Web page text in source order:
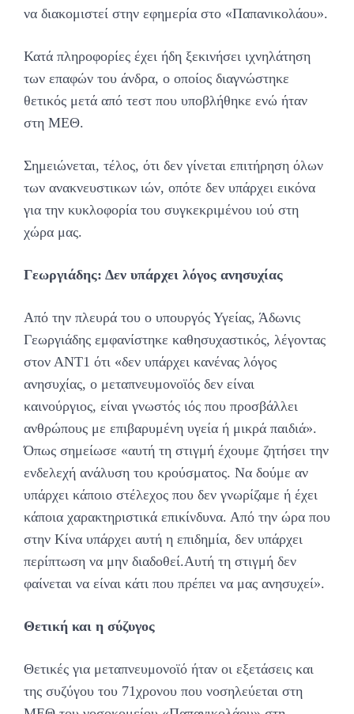
να διακομιστεί στην εφημερία στο «Παπανικολάου».
Κατά πληροφορίες έχει ήδη ξεκινήσει ιχνηλάτηση
των επαφών του άνδρα, ο οποίος διαγνώστηκε
θετικός μετά από τεστ που υποβλήθηκε ενώ ήταν
στη ΜΕΘ.
Σημειώνεται, τέλος, ότι δεν γίνεται επιτήρηση όλων
των ανακνευστικων ιών, οπότε δεν υπάρχει εικόνα
για την κυκλοφορία του συγκεκριμένου ιού στη
χώρα μας.
Γεωργιάδης: Δεν υπάρχει λόγος ανησυχίας
Από την πλευρά του ο υπουργός Υγείας, Άδωνις
Γεωργιάδης εμφανίστηκε καθησυχαστικός, λέγοντας
στον ΑΝΤ1 ότι «δεν υπάρχει κανένας λόγος
ανησυχίας, ο μεταπνευμονοϊός δεν είναι
καινούργιος, είναι γνωστός ιός που προσβάλλει
ανθρώπους με επιβαρυμένη υγεία ή μικρά παιδιά».
Όπως σημείωσε «αυτή τη στιγμή έχουμε ζητήσει την
ενδελεχή ανάλυση του κρούσματος. Να δούμε αν
υπάρχει κάποιο στέλεχος που δεν γνωρίζαμε ή έχει
κάποια χαρακτηριστικά επικίνδυνα. Από την ώρα που
στην Κίνα υπάρχει αυτή η επιδημία, δεν υπάρχει
περίπτωση να μην διαδοθεί.Αυτή τη στιγμή δεν
φαίνεται να είναι κάτι που πρέπει να μας ανησυχεί».
Θετική και η σύζυγος
Θετικές για μεταπνευμονοϊό ήταν οι εξετάσεις και
της συζύγου του 71χρονου που νοσηλεύεται στη